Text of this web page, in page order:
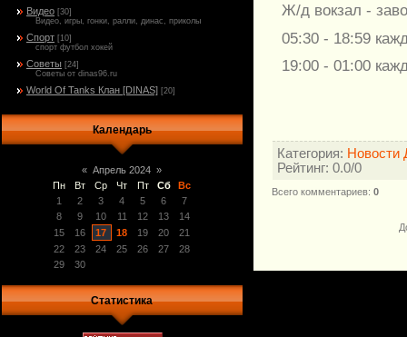
Видео [30]
Видео, игры, гонки, ралли, динас, приколы
Спорт [10]
спорт футбол хокей
Советы [24]
Советы от dinas96.ru
World Of Tanks Клан [DINAS] [20]
Календарь
« Апрель 2024 »
Пн
Вт Ср Чт Пт Сб
Вс
1
2 3 4 5 6
7
8
9 10 11 12 13
14
15
16 17 18 19 20
21
22
23 24 25 26 27
28
29
30
Статистика
Ж/д вокзал -
05:30 - 18:59
19:00 - 01:00
Категория: Новости
Рейтинг: 0.0/0
Всего комментариев: 0